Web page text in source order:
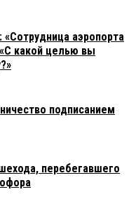
аэропорта
какой целью вы
подписанием
перебегавшего